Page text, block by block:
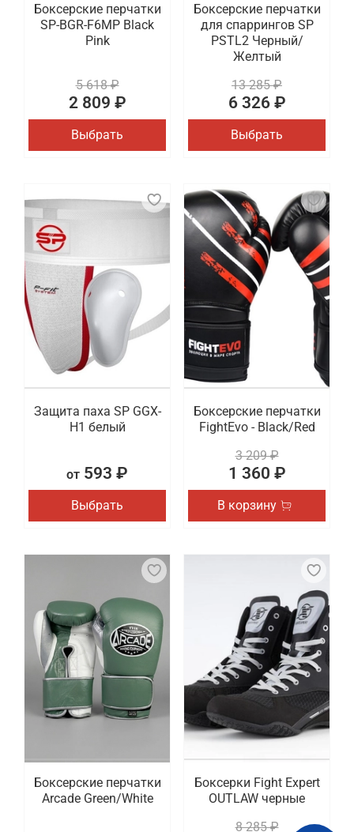
Боксерские перчатки
SP-BGR-F6MP Black
Pink
5 618 ₽
2 809 ₽
Выбрать
Боксерские перчатки
для спаррингов SP
PSTL2 Черный/
Желтый
13 285 ₽
6 326 ₽
Выбрать
Защита паха SP GGX-
H1 белый
от 593 ₽
Выбрать
Боксерские перчатки
FightEvo - Black/Red
3 209 ₽
1 360 ₽
В корзину
Боксерские перчатки
Arcade Green/White
Боксерки Fight Expert
OUTLAW черные
8 285 ₽